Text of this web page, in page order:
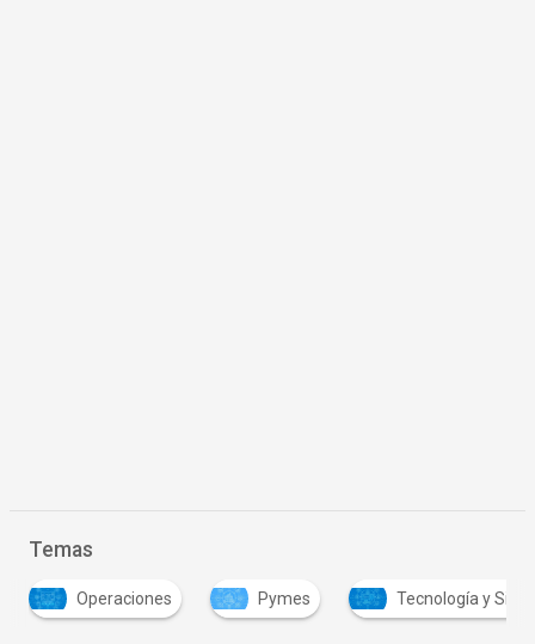
Temas
Operaciones Pymes Tecnología y